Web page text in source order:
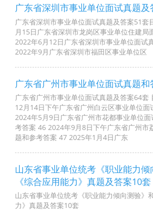
广东省深圳市事业单位面试真题及
广东省深圳市事业单位面试真题及答案51套
月15日广东省深圳市龙岗区事业单位住建局
2022年6月12日广东省深圳市事业单位面试
2022年9月广东省深圳市福田区事业单位区
广东省广州市事业单位面试真题和
广东省广州市事业单位面试真题及答案64套
12月14日下午广东省广州白云区事业单位面
2024年5月9日广东省广州市花都事业单位
考答案 46 2024年9月8日下午广东省广州市
题和参考答案 47 2025年1月4日广东
山东省事业单位统考《职业能力倾
《综合应用能力》真题及答案10套
山东省事业单位统考《职业能力倾向测验》
力》真题及答案10套